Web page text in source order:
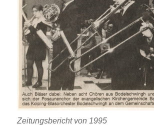
Zeitungsbericht von 1995